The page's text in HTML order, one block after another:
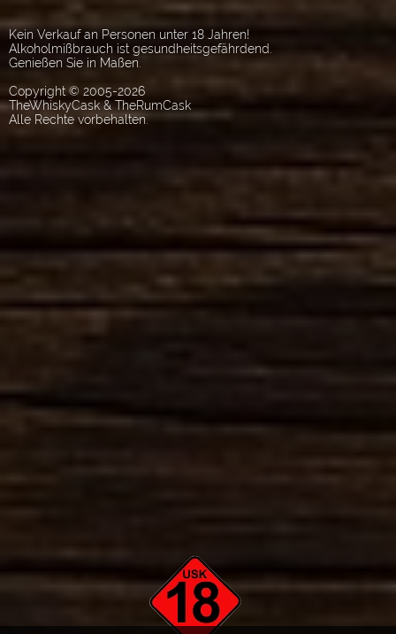
Kein Verkauf an Personen unter 18 Jahren!
Alkoholmißbrauch ist gesundheitsgefährdend.
Genießen Sie in Maßen.
Copyright © 2005-2026
TheWhiskyCask & TheRumCask
Alle Rechte vorbehalten.